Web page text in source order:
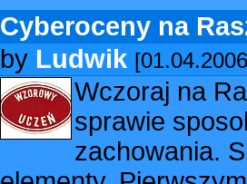
Cyberoceny na
by Ludwik
Wczoraj na
sprawie
zachowania.